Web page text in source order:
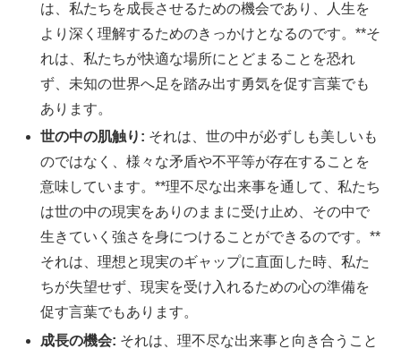
は、私たちを成長させるための機会であり、人生を
より深く理解するためのきっかけとなるのです。**そ
れは、私たちが快適な場所にとどまることを恐れ
ず、未知の世界へ足を踏み出す勇気を促す言葉でも
あります。
世の中の肌触り: それは、世の中が必ずしも美しいも
のではなく、様々な矛盾や不平等が存在することを
意味しています。**理不尽な出来事を通して、私たち
は世の中の現実をありのままに受け止め、その中で
生きていく強さを身につけることができるのです。**
それは、理想と現実のギャップに直面した時、私た
ちが失望せず、現実を受け入れるための心の準備を
促す言葉でもあります。
成長の機会: それは、理不尽な出来事と向き合うこと